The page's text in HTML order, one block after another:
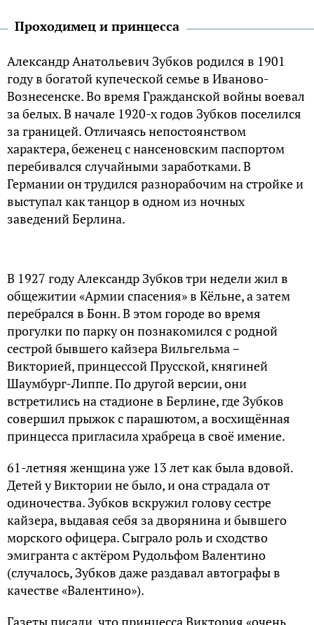
Проходимец и принцесса
Александр Анатольевич Зубков родился в 1901
году в богатой купеческой семье в Иваново-
Вознесенске. Во время Гражданской войны воевал
за белых. В начале 1920-х годов Зубков поселился
за границей. Отличаясь непостоянством
характера, беженец с нансеновским паспортом
перебивался случайными заработками. В
Германии он трудился разнорабочим на стройке и
выступал как танцор в одном из ночных
заведений Берлина.
В 1927 году Александр Зубков три недели жил в
общежитии «Армии спасения» в Кёльне, а затем
перебрался в Бонн. В этом городе во время
прогулки по парку он познакомился с родной
сестрой бывшего кайзера Вильгельма –
Викторией, принцессой Прусской, княгиней
Шаумбург-Липпе. По другой версии, они
встретились на стадионе в Берлине, где Зубков
совершил прыжок с парашютом, а восхищённая
принцесса пригласила храбреца в своё имение.
61-летняя женщина уже 13 лет как была вдовой.
Детей у Виктории не было, и она страдала от
одиночества. Зубков вскружил голову сестре
кайзера, выдавая себя за дворянина и бывшего
морского офицера. Сыграло роль и сходство
эмигранта с актёром Рудольфом Валентино
(случалось, Зубков даже раздавал автографы в
качестве «Валентино»).
Газеты писали, что принцесса Виктория «очень